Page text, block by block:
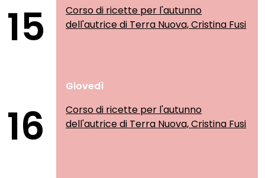
15
Corso di ricette per l'autunno
dell'autrice di Terra Nuova, Cristina Fusi
16
Giovedì
Corso di ricette per l'autunno
dell'autrice di Terra Nuova, Cristina Fusi